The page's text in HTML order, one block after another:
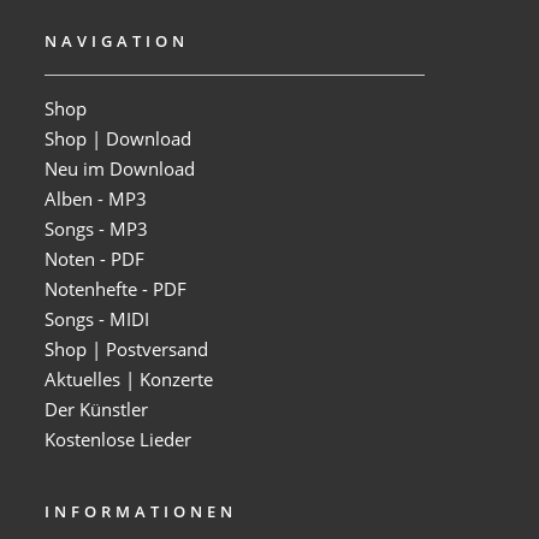
NAVIGATION
Shop
Shop | Download
Neu im Download
Alben - MP3
Songs - MP3
Noten - PDF
Notenhefte - PDF
Songs - MIDI
Shop | Postversand
Aktuelles | Konzerte
Der Künstler
Kostenlose Lieder
INFORMATIONEN